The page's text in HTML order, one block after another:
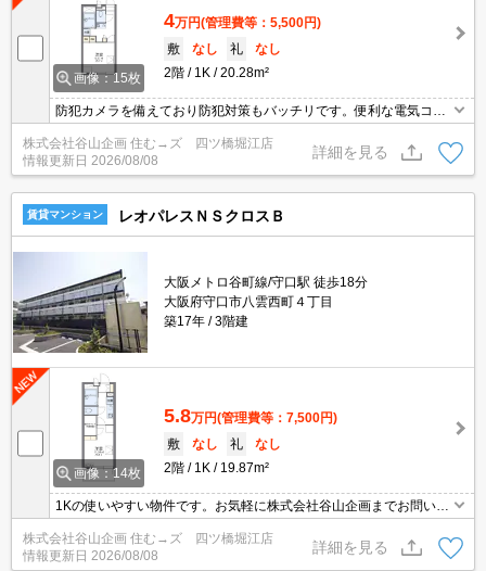
画像：15枚
4万円(管理費等：5,500円)
敷
なし 礼
なし
2階
1K 20.28m²
防犯カメラを備えており防犯対策もバッチリです。便利な電気コン
ロでお料理らくらく。便利なエアコン/給湯/温水洗浄便座/家電付/浴
室乾燥が設置されています。株式会社谷山企画までご連絡下さいま
せ。1K/20.28m2/宅配ＢＯＸ/２Ｆ以上/ロフトの暮らしやすい物件で
すよ。
株式会社谷山企画 住む→ズ 四ツ橋堀江店
情報更新日 2026/08/08
詳細を見る
賃貸マンション レオパレスＮＳクロスＢ
大阪メトロ谷町線/守口駅 徒歩18分
大阪府守口市八雲西町４丁目
築17年
3階建
画像：14枚
5.8万円(管理費等：7,500円)
敷
なし 礼
なし
2階
1K 19.87m²
1Kの使いやすい物件です。お気軽に株式会社谷山企画までお問い合
わせ下さいませ。家電付/給湯/温水洗浄便座/バス・トイレ別/エアコ
ンで設備が揃ったステキな物件となっています
株式会社谷山企画 住む→ズ 四ツ橋堀江店
情報更新日 2026/08/08
詳細を見る